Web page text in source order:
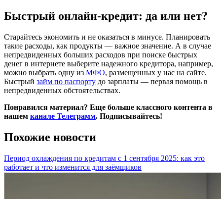
Быстрый онлайн-кредит: да или нет?
Старайтесь экономить и не оказаться в минусе. Планировать
такие расходы, как продукты — важное значение. А в случае
непредвиденных больших расходов при поиске быстрых
денег в интернете выберите надежного кредитора, например,
можно выбрать одну из МФО, размещенных у нас на сайте.
Быстрый займ по паспорту до зарплаты — первая помощь в
непредвиденных обстоятельствах.
Понравился материал? Еще больше классного контента в
нашем канале Телеграмм. Подписывайтесь!
Похожие новости
Период охлаждения по кредитам с 1 сентября 2025: как это
работает и что изменится для заёмщиков